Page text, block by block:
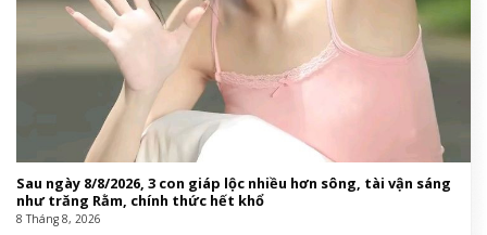
Sau ngày 8/8/2026, 3 con giáp lộc nhiều hơn sông, tài vận sáng
như trăng Rằm, chính thức hết khổ
8 Tháng 8, 2026